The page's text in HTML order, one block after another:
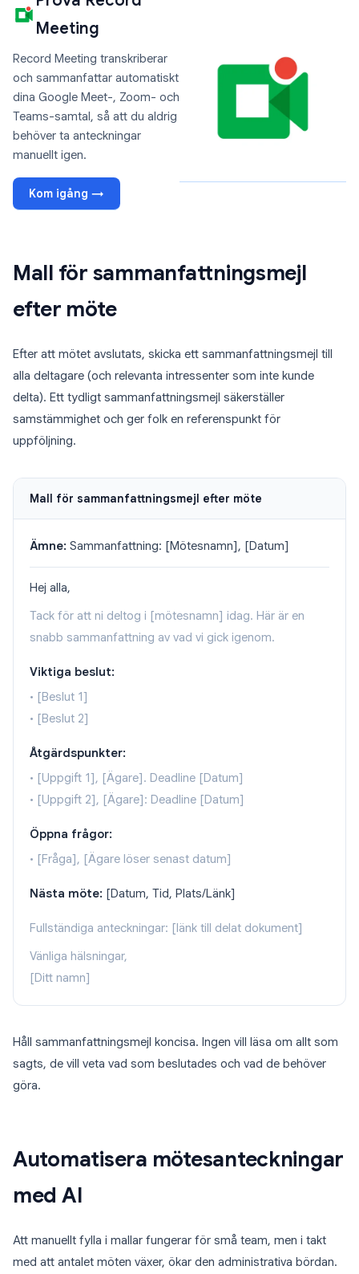
Meeting
Record Meeting transkriberar
och sammanfattar automatiskt
dina Google Meet-, Zoom- och
Teams-samtal, så att du aldrig
behöver ta anteckningar
manuellt igen.
Kom igång →
Mall för sammanfattningsmejl
efter möte
Efter att mötet avslutats, skicka ett sammanfattningsmejl till
alla deltagare (och relevanta intressenter som inte kunde
delta). Ett tydligt sammanfattningsmejl säkerställer
samstämmighet och ger folk en referenspunkt för
uppföljning.
Mall för sammanfattningsmejl efter möte
Ämne: Sammanfattning: [Mötesnamn], [Datum]
Hej alla,
Tack för att ni deltog i [mötesnamn] idag. Här är en
snabb sammanfattning av vad vi gick igenom.
Viktiga beslut:
• [Beslut 1]
• [Beslut 2]
Åtgärdspunkter:
• [Uppgift 1], [Ägare]. Deadline [Datum]
• [Uppgift 2], [Ägare]: Deadline [Datum]
Öppna frågor:
• [Fråga], [Ägare löser senast datum]
Nästa möte: [Datum, Tid, Plats/Länk]
Fullständiga anteckningar: [länk till delat dokument]
Vänliga hälsningar,
[Ditt namn]
Håll sammanfattningsmejl koncisa. Ingen vill läsa om allt som
sagts, de vill veta vad som beslutades och vad de behöver
göra.
Automatisera mötesanteckningar
med AI
Att manuellt fylla i mallar fungerar för små team, men i takt
med att antalet möten växer, ökar den administrativa bördan.